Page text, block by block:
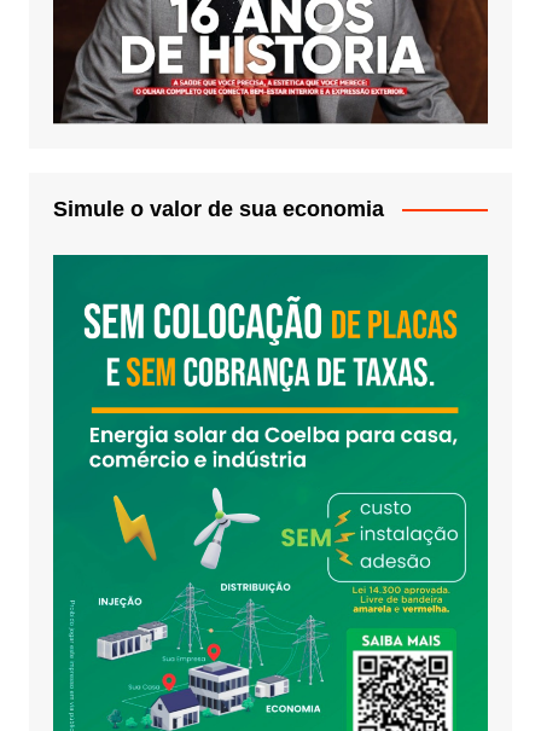
Simule o valor de sua economia